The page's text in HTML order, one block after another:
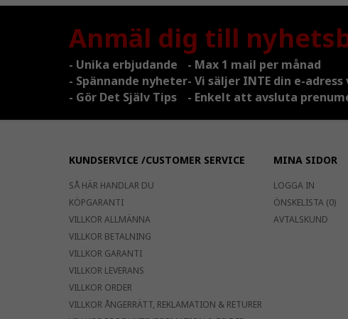
Anmäl dig till
- Unika erbjudande
- Max 1 mail per månad
- Spännande nyheter- Vi säljer INTE din e-adress
- Gör Det Själv Tips
- Enkelt att avsluta
KUNDSERVICE /CUSTOMER SERVICE
SÅ HÄR HANDLAR DU
KÖPGARANTI
VILLKOR ALLMÄNNA
VILLKOR BETALNING
VILLKOR GARANTI
VILLKOR LEVERANS
VILLKOR ORDER
VILLKOR ÅNGERRÄTT, REKLAMATION & RETURER
MINA SIDOR
LOGGA IN
ÖNSKELISTA (0)
AVTALSKUND